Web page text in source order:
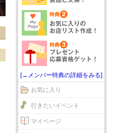
[→メンバー特典の詳細をみる]
お気に入り
行きたいイベント
マイページ